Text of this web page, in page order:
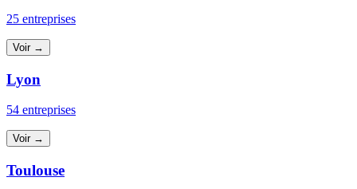
25 entreprises
Voir →
Lyon
54 entreprises
Voir →
Toulouse